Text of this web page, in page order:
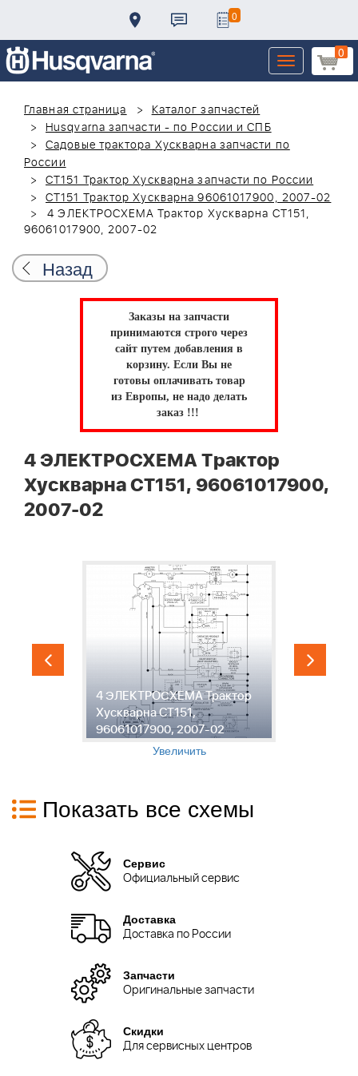
0
0
Toggle
navigation
Главная страница
Каталог запчастей
Husqvarna запчасти - по России и СПБ
Садовые трактора Хускварна запчасти по
России
CT151 Трактор Хускварна запчасти по России
CT151 Трактор Хускварна 96061017900, 2007-02
4 ЭЛЕКТРОСХЕМА Трактор Хускварна CT151,
96061017900, 2007-02
Назад
Заказы на запчасти
принимаются строго через
сайт путем добавления в
корзину. Если Вы не
готовы оплачивать товар
из Европы, не надо делать
заказ !!!
4 ЭЛЕКТРОСХЕМА Трактор
Хускварна CT151, 96061017900,
2007-02
4 ЭЛЕКТРОСХЕМА Трактор
Хускварна CT151,
96061017900, 2007-02
Увеличить
Показать все схемы
Сервис
Официальный сервис
Доставка
Доставка по России
Запчасти
Оригинальные запчасти
Скидки
Для сервисных центров